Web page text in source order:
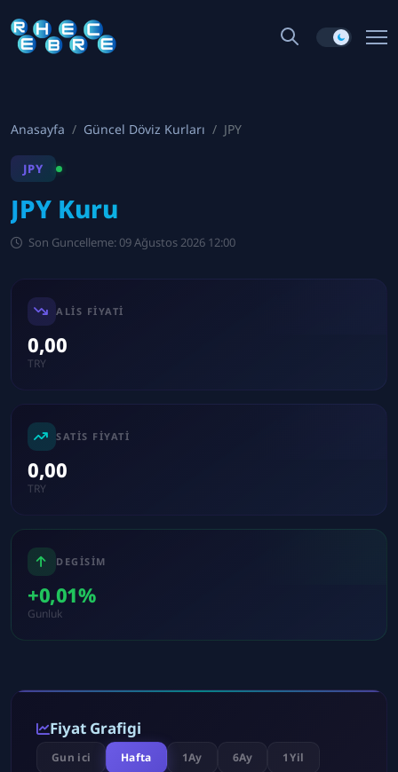
Anasayfa Güncel Döviz Kurları JPY
JPY
JPY Kuru
Son Guncelleme: 09 Ağustos 2026 12:00
ALIS FIYATI
0,00
TRY
SATIS FIYATI
0,00
TRY
DEGISIM
+0,01%
Gunluk
Fiyat Grafigi
Gun ici Hafta 1Ay 6Ay 1Yil